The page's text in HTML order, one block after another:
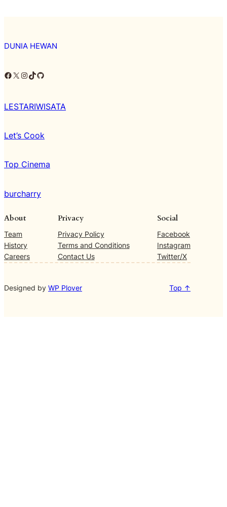
DUNIA HEWAN
Facebook X Instagram TikTok Github
LESTARIWISATA
Let’s Cook
Top Cinema
burcharry
About
Team
History
Careers
Privacy
Privacy Policy
Terms and Conditions
Contact Us
Social
Facebook
Instagram
Twitter/X
Designed by WP Plover Top ↑